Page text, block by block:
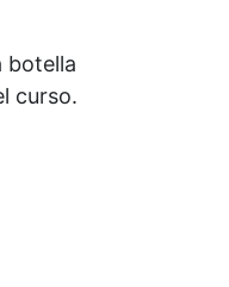
botella
curso.